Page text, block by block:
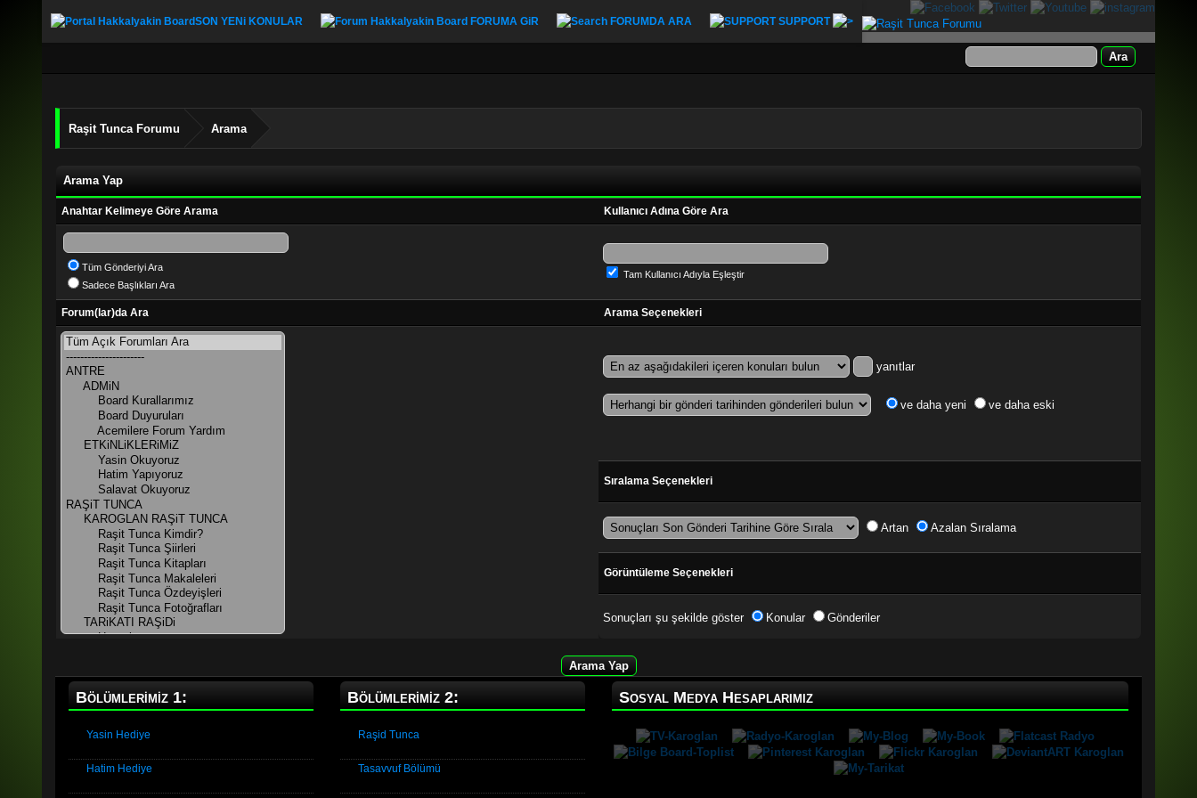
SON YENi KONULAR FORUMA GiR FORUMDA ARA SUPPORT
Raşit Tunca Forumu Arama
Arama Yap
Anahtar Kelimeye Göre Arama Kullanıcı Adına Göre Ara
Tüm Gönderiyi Ara
Sadece Başlıkları Ara
Tam Kullanıcı Adıyla Eşleştir
Forum(lar)da Ara Arama Seçenekleri
yanıtlar
ve daha yeni ve daha eski
Sıralama Seçenekleri
Artan Azalan Sıralama
Görüntüleme Seçenekleri
Sonuçları şu şekilde göster Konular Gönderiler
Bölümlerimiz 1:
Yasin Hediye
Hatim Hediye
Bölümlerimiz 2:
Raşid Tunca
Tasavvuf Bölümü
Sosyal Medya Hesaplarımız